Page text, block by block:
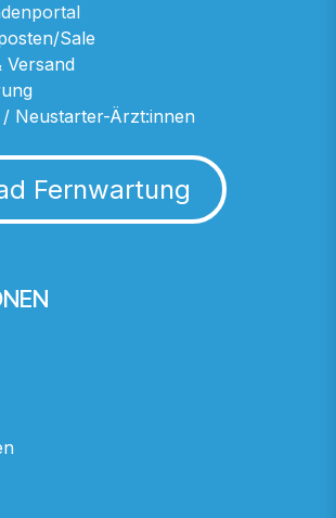
Sale
Versand
Neustarter-Ärzt:innen
Fernwartung